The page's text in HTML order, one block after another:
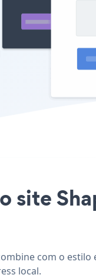
site
com o
local.